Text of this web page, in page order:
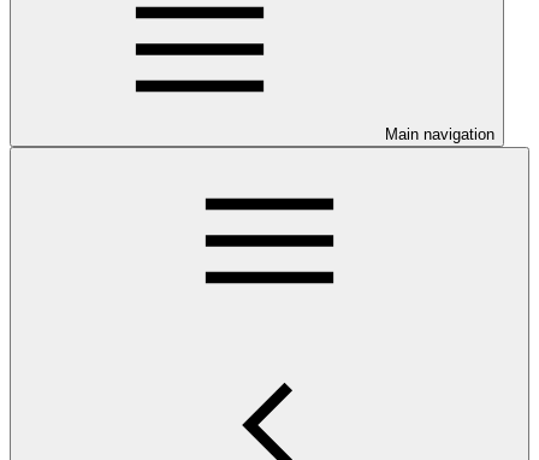
Main navigation